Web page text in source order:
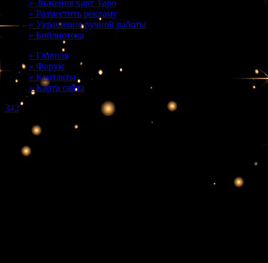
» Значения карт Таро
» Разместить рекламу
» Украшения ручной работы
» Библиотека
» Главная
» Форум
» Контакты
» Карта сайта
342